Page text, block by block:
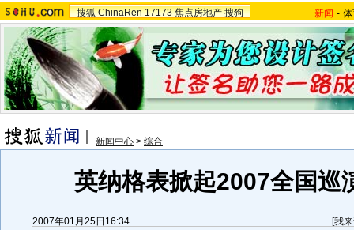
搜狐 ChinaRen 17173 焦点房地产 搜狗 新闻 -
新闻中心 > 综合
英纳格表掀起2007全国巡
2007年01月25日16:34 [我